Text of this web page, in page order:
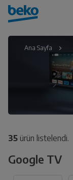
Ana Sayfa
35 ürün listelendi.
Google TV